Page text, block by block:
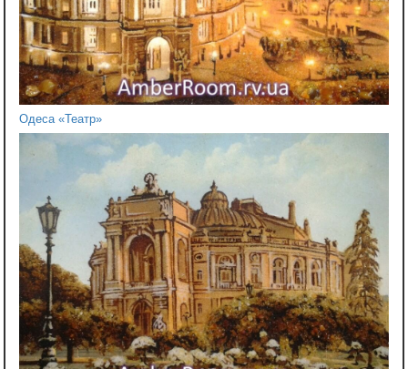
Одеса «Театр»